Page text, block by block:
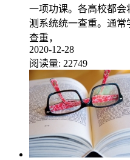
一项功课。各高校都
测系统统一查重。通
查重，
2020-12-28
阅读量: 22749